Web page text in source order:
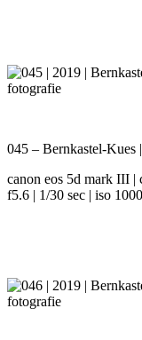
045 – Bernkastel-Kues
canon eos 5d mark III |
f5.6 | 1/30 sec | iso